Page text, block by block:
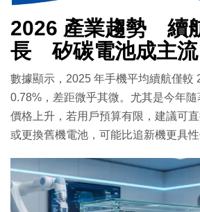
2026 產業趨勢 續
長 矽碳電池成主流
數據顯示，2025 年手機平均續航僅較
0.78%，差距微乎其微。尤其是今年
價格上升，若用戶預算有限，建議可
或更換舊機電池，可能比追新機更具性